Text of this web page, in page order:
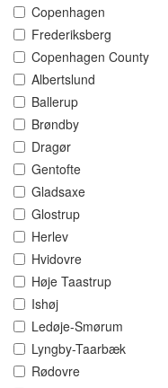
Copenhagen
Frederiksberg
Copenhagen County
Albertslund
Ballerup
Brøndby
Dragør
Gentofte
Gladsaxe
Glostrup
Herlev
Hvidovre
Høje Taastrup
Ishøj
Ledøje-Smørum
Lyngby-Taarbæk
Rødovre